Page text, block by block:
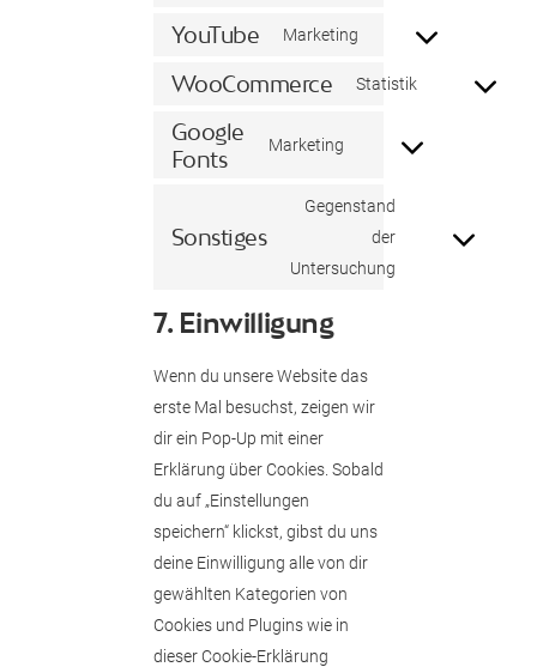
banner
service
complianz
YouTube Marketing Consent
service
WooCommerce StatistikConsent
service
Google
Fonts
MarketingConsent
service
google-
fonts
Sonstiges
Gegenstand
der
Untersuchung
Consent
7. Einwilligung
Wenn du unsere Website das
erste Mal besuchst, zeigen wir
dir ein Pop-Up mit einer
Erklärung über Cookies. Sobald
du auf „Einstellungen
speichern“ klickst, gibst du uns
deine Einwilligung alle von dir
gewählten Kategorien von
Cookies und Plugins wie in
dieser Cookie-Erklärung